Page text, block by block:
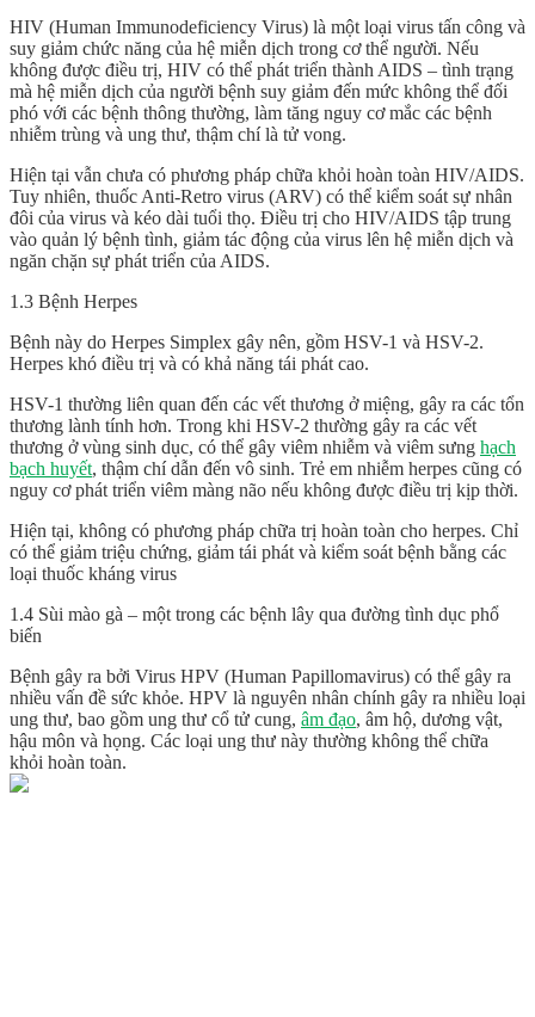
HIV (Human Immunodeficiency Virus) là một loại virus tấn công và
suy giảm chức năng của hệ miễn dịch trong cơ thể người. Nếu
không được điều trị, HIV có thể phát triển thành AIDS – tình trạng
mà hệ miễn dịch của người bệnh suy giảm đến mức không thể đối
phó với các bệnh thông thường, làm tăng nguy cơ mắc các bệnh
nhiễm trùng và ung thư, thậm chí là tử vong.
Hiện tại vẫn chưa có phương pháp chữa khỏi hoàn toàn HIV/AIDS.
Tuy nhiên, thuốc Anti-Retro virus (ARV) có thể kiểm soát sự nhân
đôi của virus và kéo dài tuổi thọ. Điều trị cho HIV/AIDS tập trung
vào quản lý bệnh tình, giảm tác động của virus lên hệ miễn dịch và
ngăn chặn sự phát triển của AIDS.
1.3 Bệnh Herpes
Bệnh này do Herpes Simplex gây nên, gồm HSV-1 và HSV-2.
Herpes khó điều trị và có khả năng tái phát cao.
HSV-1 thường liên quan đến các vết thương ở miệng, gây ra các tổn
thương lành tính hơn. Trong khi HSV-2 thường gây ra các vết
thương ở vùng sinh dục, có thể gây viêm nhiễm và viêm sưng hạch
bạch huyết, thậm chí dẫn đến vô sinh. Trẻ em nhiễm herpes cũng có
nguy cơ phát triển viêm màng não nếu không được điều trị kịp thời.
Hiện tại, không có phương pháp chữa trị hoàn toàn cho herpes. Chỉ
có thể giảm triệu chứng, giảm tái phát và kiểm soát bệnh bằng các
loại thuốc kháng virus
1.4 Sùi mào gà – một trong các bệnh lây qua đường tình dục phổ
biến
Bệnh gây ra bởi Virus HPV (Human Papillomavirus) có thể gây ra
nhiều vấn đề sức khỏe. HPV là nguyên nhân chính gây ra nhiều loại
ung thư, bao gồm ung thư cổ tử cung, âm đạo, âm hộ, dương vật,
hậu môn và họng. Các loại ung thư này thường không thể chữa
khỏi hoàn toàn.